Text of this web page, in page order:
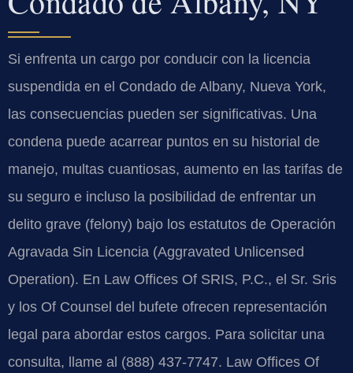
Si enfrenta un cargo por conducir con la licencia
suspendida en el Condado de Albany, Nueva York,
las consecuencias pueden ser significativas. Una
condena puede acarrear puntos en su historial de
manejo, multas cuantiosas, aumento en las tarifas de
su seguro e incluso la posibilidad de enfrentar un
delito grave (felony) bajo los estatutos de Operación
Agravada Sin Licencia (Aggravated Unlicensed
Operation). En Law Offices Of SRIS, P.C., el Sr. Sris
y los Of Counsel del bufete ofrecen representación
legal para abordar estos cargos. Para solicitar una
consulta, llame al (888) 437-7747. Law Offices Of